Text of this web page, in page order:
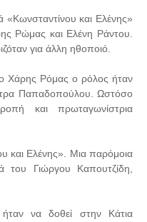
«Κωνσταντίνου και Ελένης»
Ρώμας και Ελένη Ράντου.
για άλλη ηθοποιό.
ο Χάρης Ρόμας ο ρόλος ήταν
Παπαδοπούλου. Ωστόσο
και πρωταγωνίστρια
και Ελένης». Μια παρόμοια
του Γιώργου Καπουτζίδη,
να δοθεί στην Κάτια